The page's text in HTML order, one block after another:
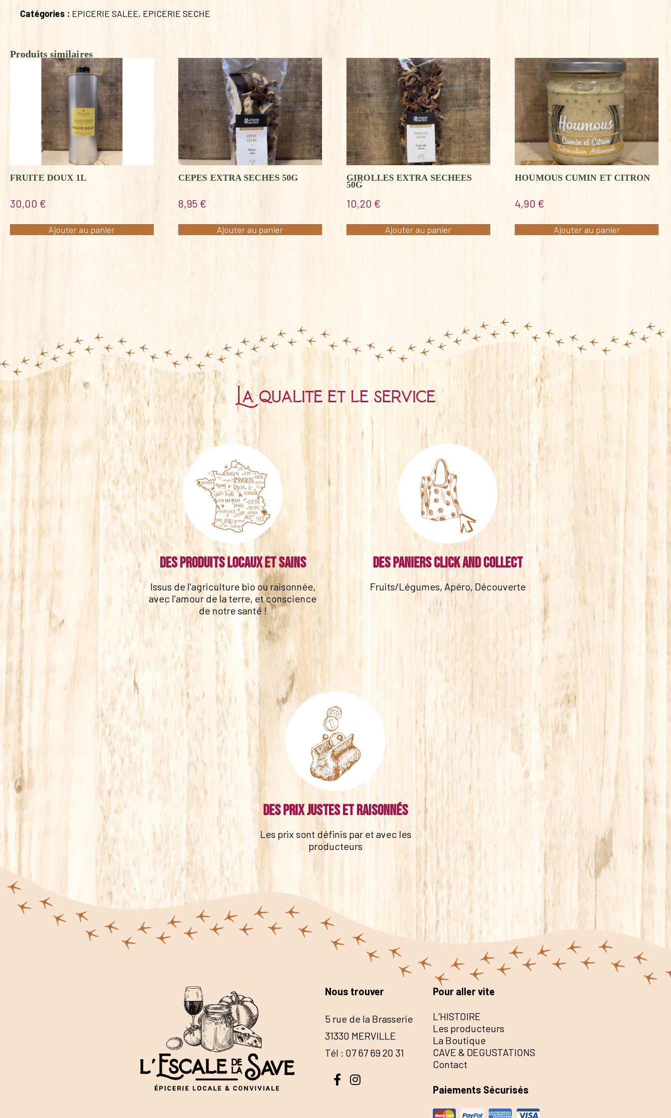
Catégories : EPICERIE SALEE, EPICERIE SECHE
Produits similaires
FRUITE DOUX 1L
30,00 €
Ajouter au panier
CEPES EXTRA SECHES 50G
8,95 €
Ajouter au panier
GIROLLES EXTRA SECHEES
50G
10,20 €
Ajouter au panier
HOUMOUS CUMIN ET CITRON
4,90 €
Ajouter au panier
La qualité et le service
Des produits locaux et sains
Issus de l'agriculture bio ou raisonnée,
avec l'amour de la terre, et conscience
de notre santé !
Des paniers click and collect
Fruits/Légumes, Apéro, Découverte
Des prix justes et raisonnés
Les prix sont définis par et avec les
producteurs
Nous trouver
5 rue de la Brasserie
31330 MERVILLE
Tél : 07 67 69 20 31
Pour aller vite
L’HISTOIRE
Les producteurs
La Boutique
CAVE & DEGUSTATIONS
Contact
Paiements Sécurisés